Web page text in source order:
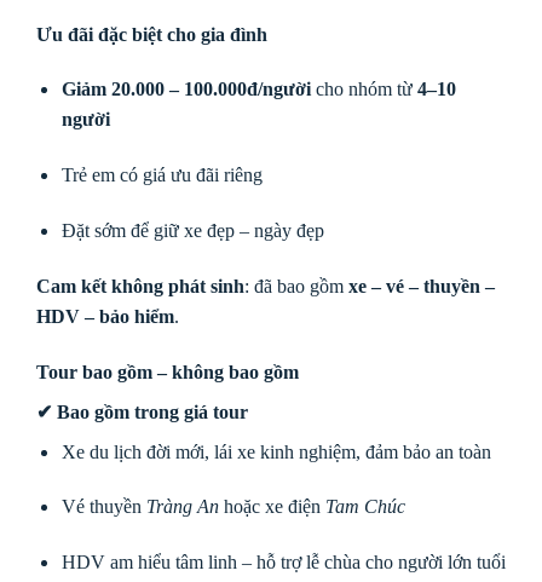
Ưu đãi đặc biệt cho gia đình
Giảm 20.000 – 100.000đ/ngườicho nhóm từ 4–10
người
Trẻ em có giá ưu đãi riêng
Đặt sớm để giữ xe đẹp – ngày đẹp
Cam kết không phát sinh: đã bao gồm xe – vé – thuyền –
HDV – bảo hiểm.
Tour bao gồm – không bao gồm
✔ Bao gồm trong giá tour
Xe du lịch đời mới, lái xe kinh nghiệm, đảm bảo an toàn
Vé thuyền Tràng Anhoặc xe điện Tam Chúc
HDV am hiểu tâm linh – hỗ trợ lễ chùa cho người lớn tuổi